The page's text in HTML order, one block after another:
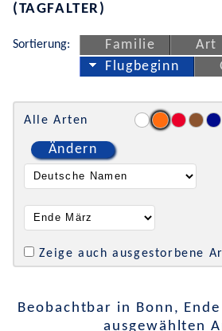
(TAGFALTER)
Sortierung: Familie Art
Flugbeginn
Alle Arten
Ändern
Zeige auch ausgestorbene
Beobachtbar in Bonn,
ausgewählten